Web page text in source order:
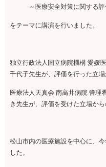
～医療安全対策に関する評
をテーマに講演を行いました。
独立行政法人国立病院機構 愛媛
千代子先生が、評価を行った立場
医療法人天真会 南高井病院 管理
き先生が、評価を受けた立場か
松山市内の医療施設を中心に、
した。